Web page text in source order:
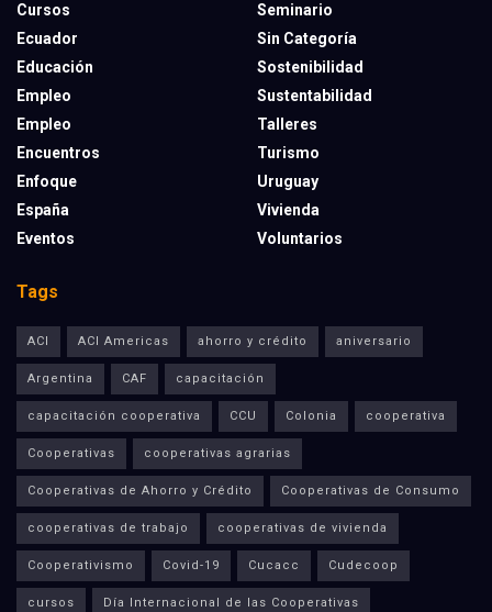
Cursos
Ecuador
Educación
Empleo
Empleo
Encuentros
Enfoque
España
Eventos
Seminario
Sin Categoría
Sostenibilidad
Sustentabilidad
Talleres
Turismo
Uruguay
Vivienda
Voluntarios
Tags
ACI ACI Americas ahorro y crédito aniversario
Argentina CAF capacitación
capacitación cooperativa CCU Colonia cooperativa
Cooperativas cooperativas agrarias
Cooperativas de Ahorro y Crédito Cooperativas de Consumo
cooperativas de trabajo cooperativas de vivienda
Cooperativismo Covid-19 Cucacc Cudecoop
cursos Día Internacional de las Cooperativas